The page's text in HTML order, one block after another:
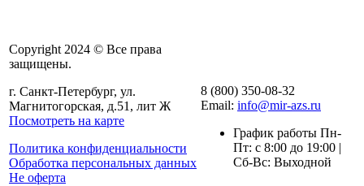
Copyright 2024 © Все права
защищены.
г. Санкт-Петербург, ул.
Магнитогорская, д.51, лит Ж
Посмотреть на карте
Политика конфиденциальности
Обработка персональных данных
Не оферта
8 (800) 350-08-32
Email: info@mir-azs.ru
График работы Пн-
Пт: с 8:00 до 19:00 |
Сб-Вс: Выходной